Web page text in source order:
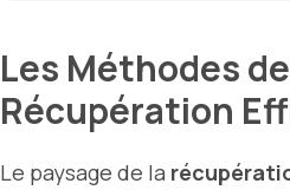
Les Méthodes de
Récupération
Le paysage de la